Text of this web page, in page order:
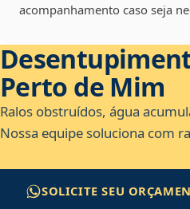
acompanhamento caso seja
Perto de Mim
Ralos obstruídos, água
Nossa equipe soluciona com
SOLICITE SEU